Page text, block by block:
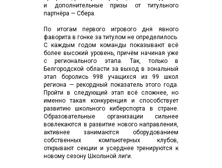
и дополнительные призы от титульного
партнёра — Сбера.
По итогам первого игрового дня явного
фаворита в гонке за титулом не определилось.
С каждым годом команды показывают всё
более высокий уровень, причём начиная уже
с регионального этапа. Так, только в
Белгородской области за выход в зональный
этап боролись 998 учащихся из 99 школ
региона — рекордный показатель этого года.
Пройти в следующий этап всё сложнее, но
именно такая конкуренция и способствует
развитию школьного киберспорта в стране.
Образовательные организации сильнее
вовлекаются в развитие нового направления,
активнее занимаются оборудованием
собственных компьютерных клубов,
открывают секции и усерднее тренируются к
новому сезону Школьной лиги.